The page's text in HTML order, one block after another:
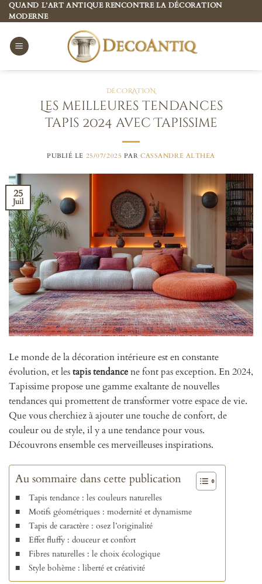
Passer
au
contenu
QUAND L’ART ANTIQUE RENCONTRE LA DÉCORATION
MODERNE
DÉCORATION
Les meilleures tendances
tapis 2024 avec Tapissime
PUBLIÉ LE 25/07/2025 PARCASSANDRE ALTHEA
25
Juil
Le monde de la décoration intérieure est en constante
évolution, et lestapis tendancene font pas exception. En 2024,
Tapissime propose une gamme exaltante de nouvelles
tendances qui promettent de transformer votre espace de vie.
Que vous cherchiez à ajouter une touche de confort, de
couleur ou de style, il y a une tendance pour vous.
Découvrons ensemble ces merveilleuses inspirations.
Au sommaire dans cette publication
Tapis tendance : les couleurs naturelles
Motifs géométriques : modernité et dynamisme
Tapis de caractère : osez l’originalité
Effet fluffy : douceur et confort
Fibres naturelles : le choix écologique
Style bohème : liberté et créativité